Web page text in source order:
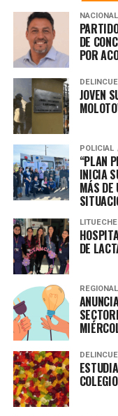
NACIONAL
DE
POR
JOVEN
POLICIAL
“PLAN
INICIA
MÁS DE
LITUECHE
DE
REGIONAL
COLEGIO